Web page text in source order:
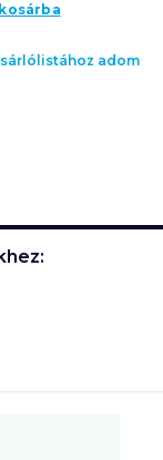
adom